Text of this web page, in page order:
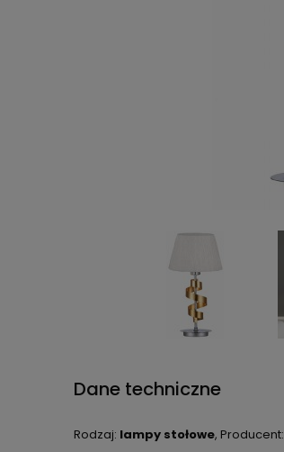
Dane techniczne
Rodzaj: lampy stołowe, Producent: